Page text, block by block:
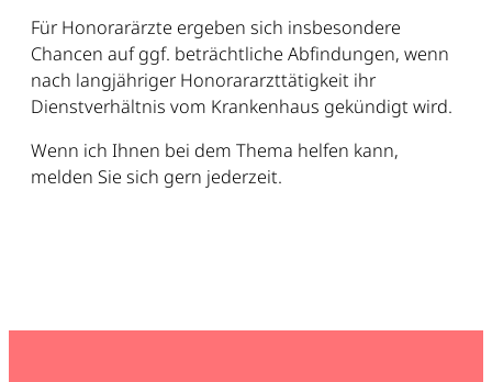
Für Honorarärzte ergeben sich insbesondere
Chancen auf ggf. beträchtliche Abfindungen, wenn
nach langjähriger Honorararzttätigkeit ihr
Dienstverhältnis vom Krankenhaus gekündigt wird.
Wenn ich Ihnen bei dem Thema helfen kann,
melden Sie sich gern jederzeit.